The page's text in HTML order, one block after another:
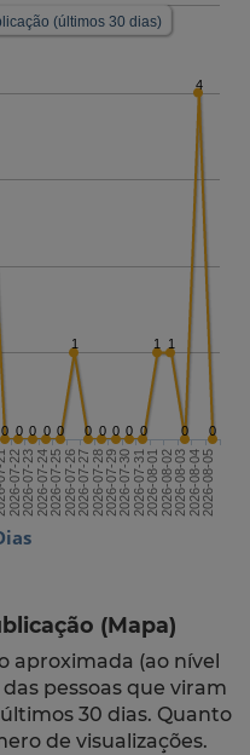
0 0 0 0 0
1
0 0 0 0 0
1 1
0
4
0
(últimos 30 dias)
212026-07-222026-07-232026-07-242026-07-252026-07-262026-07-272026-07-282026-07-292026-07-302026-07-312026-08-012026-08-022026-08-032026-08-042026-08-05
(Mapa)
aproximada (ao nível
pessoas que viram
30 dias. Quanto
de visualizações.